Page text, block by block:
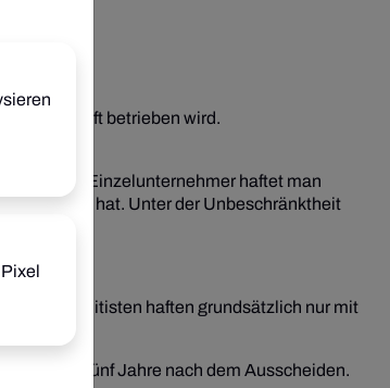
betrieben wird.
bzw. Einzelunternehmer haftet man
hat. Unter der Unbeschränktheit
Kommanditisten haften grundsätzlich nur mit
noch fünf Jahre nach dem Ausscheiden.